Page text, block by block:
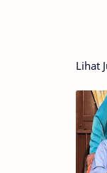
Lihat